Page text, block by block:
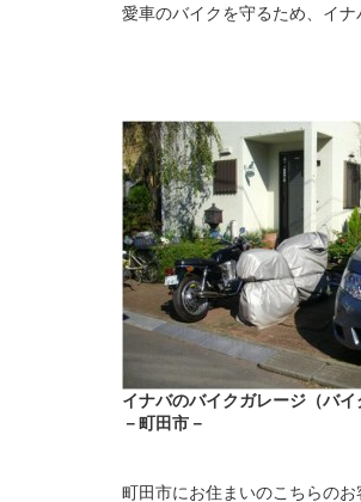
愛車のバイクを守るため、イ
イナバのバイクガレージ（バ
－町田市－
町田市にお住まいのこちらのお